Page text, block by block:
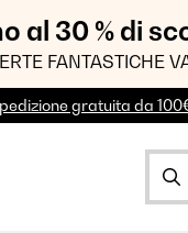
al 30 % di
FANTASTICHE
gratuita da